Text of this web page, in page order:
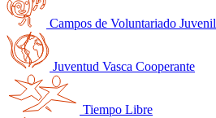
Campos de Voluntariado Juvenil
Juventud Vasca Cooperante
Tiempo Libre